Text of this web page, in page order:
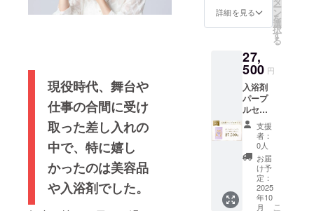
現役時代、舞台や
仕事の合間に受け
取った差し入れの
中で、特に嬉し
かったのは美容品
や入浴剤でした。
せてい
ただき
れた温
とも呼
ばれて
いま
す。
【香
り】 皆
様のア
ンケー
ト(本プ
ロジェ
クト期
間中に
google
フォー
分】 脇
してお
りま
す。秀
麗な犬
鳴山系
のふも
と脇田
温泉
は、元
禄十六
年「筑
前続風
土記」
に記さ
分＝6
パック
（60
届けし
ます。
【ご利
用方
法】 浴
槽の湯
（約
200L）
に１包
を入
れ、よ
くかき
混ぜて
からご
詳細を見る ー
ン
を
選
択
す
る
27,
500 円
入浴剤
パープ
ルセッ
ト【半
年コー
ス】 高
貴な
パープ
ルの香
りの入
浴剤を
支援
者：
0人
お届
け予
定：
2025
年10
月
こ